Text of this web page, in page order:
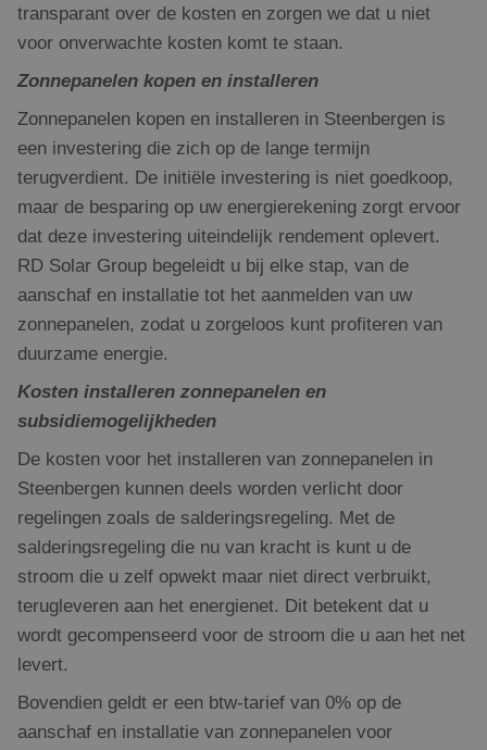
transparant over de kosten en zorgen we dat u niet
voor onverwachte kosten komt te staan.
Zonnepanelen kopen en installeren
Zonnepanelen kopen en installeren in Steenbergen is
een investering die zich op de lange termijn
terugverdient. De initiële investering is niet goedkoop,
maar de besparing op uw energierekening zorgt ervoor
dat deze investering uiteindelijk rendement oplevert.
RD Solar Group begeleidt u bij elke stap, van de
aanschaf en installatie tot het aanmelden van uw
zonnepanelen, zodat u zorgeloos kunt profiteren van
duurzame energie.
Kosten installeren zonnepanelen en
subsidiemogelijkheden
De kosten voor het installeren van zonnepanelen in
Steenbergen kunnen deels worden verlicht door
regelingen zoals de salderingsregeling. Met de
salderingsregeling die nu van kracht is kunt u de
stroom die u zelf opwekt maar niet direct verbruikt,
terugleveren aan het energienet. Dit betekent dat u
wordt gecompenseerd voor de stroom die u aan het net
levert.
Bovendien geldt er een btw-tarief van 0% op de
aanschaf en installatie van zonnepanelen voor